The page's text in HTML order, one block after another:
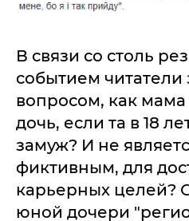
В связи со столь
событием читатели
вопросом, как
дочь, если та в 18
замуж? И не
фиктивным, для
карьерных целей?
юной дочери